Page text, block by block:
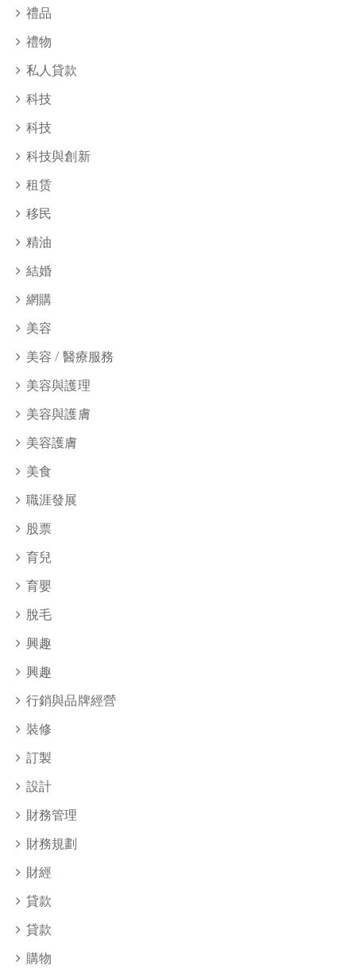
禮品
禮物
私人貸款
科技
科技
科技與創新
租赁
移民
精油
結婚
網購
美容
美容 / 醫療服務
美容與護理
美容與護膚
美容護膚
美食
職涯發展
股票
育兒
育嬰
脫毛
興趣
興趣
行銷與品牌經營
裝修
訂製
設計
財務管理
財務規劃
財經
貸款
貸款
購物